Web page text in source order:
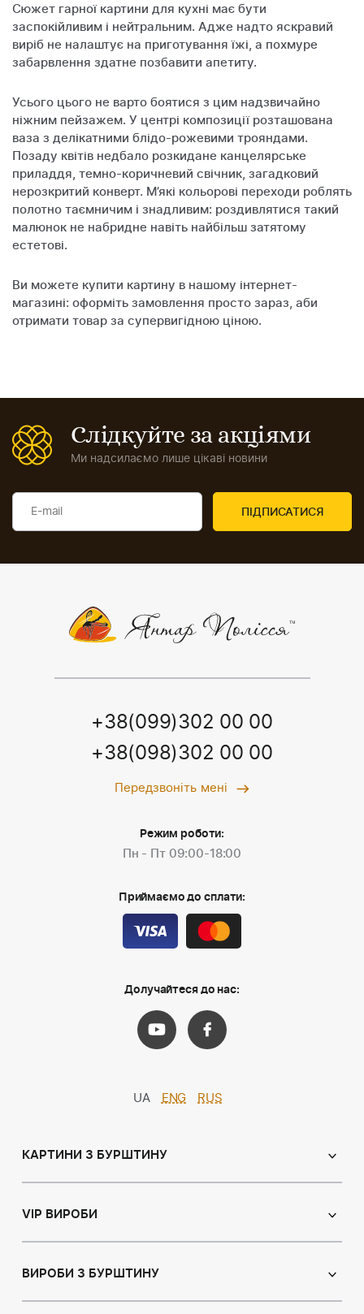
Сюжет гарної картини для кухні має бути
заспокійливим і нейтральним. Адже надто яскравий
виріб не налаштує на приготування їжі, а похмуре
забарвлення здатне позбавити апетиту.
Усього цього не варто боятися з цим надзвичайно
ніжним пейзажем. У центрі композиції розташована
ваза з делікатними блідо-рожевими трояндами.
Позаду квітів недбало розкидане канцелярське
приладдя, темно-коричневий свічник, загадковий
нерозкритий конверт. М’які кольорові переходи роблять
полотно таємничим і знадливим: роздивлятися такий
малюнок не набридне навіть найбільш затятому
естетові.
Ви можете купити картину в нашому інтернет-
магазині: оформіть замовлення просто зараз, аби
отримати товар за супервигідною ціною.
Слідкуйте за акціями
Ми надсилаємо лише цікаві новини
+38(099)302 00 00
+38(098)302 00 00
Передзвоніть мені
Режим роботи:
Пн - Пт 09:00-18:00
Приймаємо до сплати:
Долучайтеся до нас:
UA ENG RUS
КАРТИНИ З БУРШТИНУ
Іменні ікони
VIP ВИРОБИ
Ікони з пластин
ВИРОБИ З БУРШТИНУ